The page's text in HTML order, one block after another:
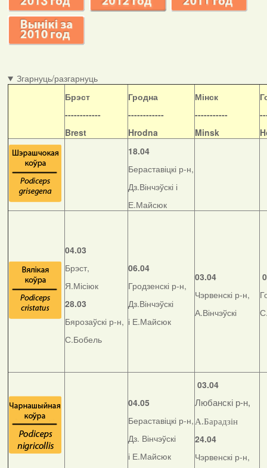
Згарнуць/разгарнуць
Брэст
------------
Brest
Гродна
------------
Hrodna
Мінск
-----------
Minsk
18.04
Бераставіцкі р-н,
Дз.Вінчэўскі і
Е.Майсюк
04.03
Брэст,
Я.Місіюк
28.03
Бярозаўскі р-н,
С.Бобель
06.04
Гродзенскі р-н,
Дз.Вінчэўскі
і Е.Майсюк
03.04
Чэрвенскі р-н,
А.Вінчэўскі
04.05
Бераставіцкі р-н,
Дз. Вінчэўскі
і Е.Майсюк
03.04
Любанскі р-н,
А.Барадзін
24.04
Чэрвенскі р-н,